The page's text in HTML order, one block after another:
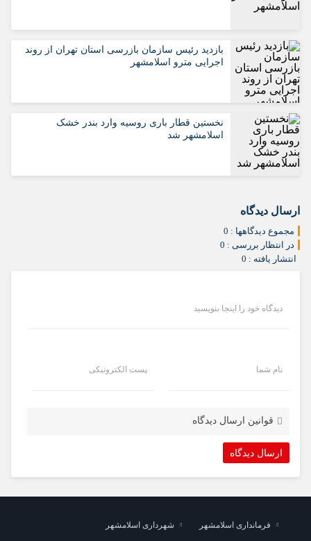
بازدید رئیس سازمان بازرسی استان تهران از روند
اجرایی مترو اسلامشهر
نخستین قطار باری روسیه وارد بندر خشک
اسلامشهر شد
ارسال دیدگاه
مجموع دیدگاهها : 0
در انتظار بررسی : 0
انتشار یافته : 0
دیدگاه خود را اینجا بنویسید
نام شما پست الکترونیکی
قوانین ارسال دیدگاه
فرمانداری اسلامشهر شهرداری اسلامشهر